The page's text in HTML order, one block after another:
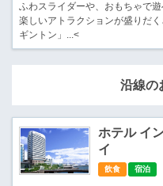
ふわスライダーや、おもちゃで
楽しいアトラクションが盛りだ
ギントン」...<
沿線の
ホテル イ
イ
飲食 宿泊